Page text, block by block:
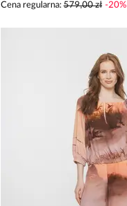
Cena regularna: 579,00 zł -20%